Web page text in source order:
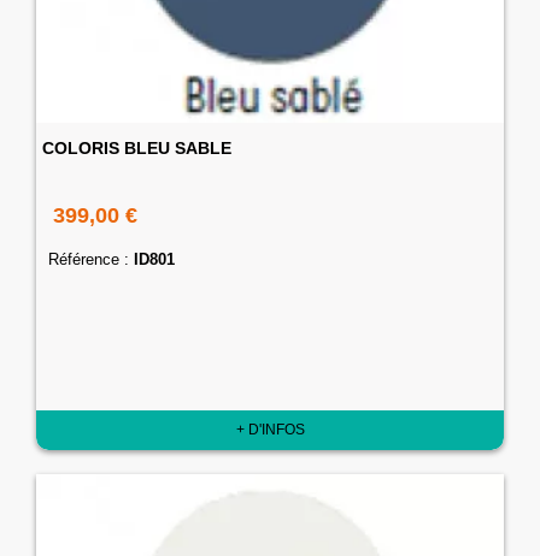
COLORIS BLEU SABLE
399,00 €
Référence : ID801
+ D'INFOS